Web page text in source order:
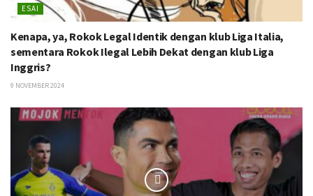
ESAI
Kenapa, ya, Rokok Legal Identik dengan klub Liga Italia,
sementara Rokok Ilegal Lebih Dekat dengan klub Liga
Inggris?
9 NOVEMBER 2024